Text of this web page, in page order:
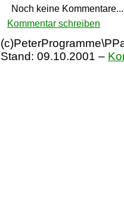
Noch keine Kommentare...
Kommentar schreiben
Stand: 09.10.2001 –